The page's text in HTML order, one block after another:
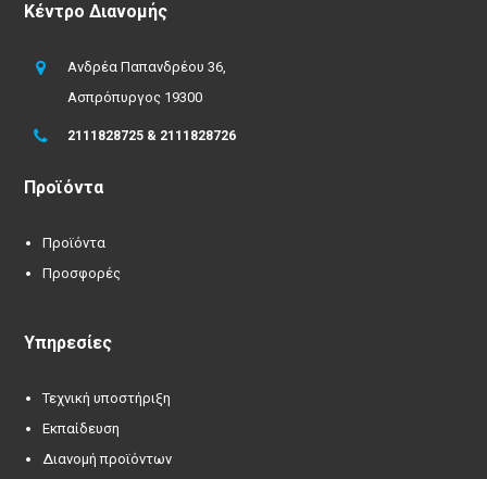
Κέντρο Διανομής
Ανδρέα Παπανδρέου 36,
Ασπρόπυργος 19300
2111828725 & 2111828726
Προϊόντα
Προϊόντα
Προσφορές
Υπηρεσίες
Τεχνική υποστήριξη
Εκπαίδευση
Διανομή προϊόντων